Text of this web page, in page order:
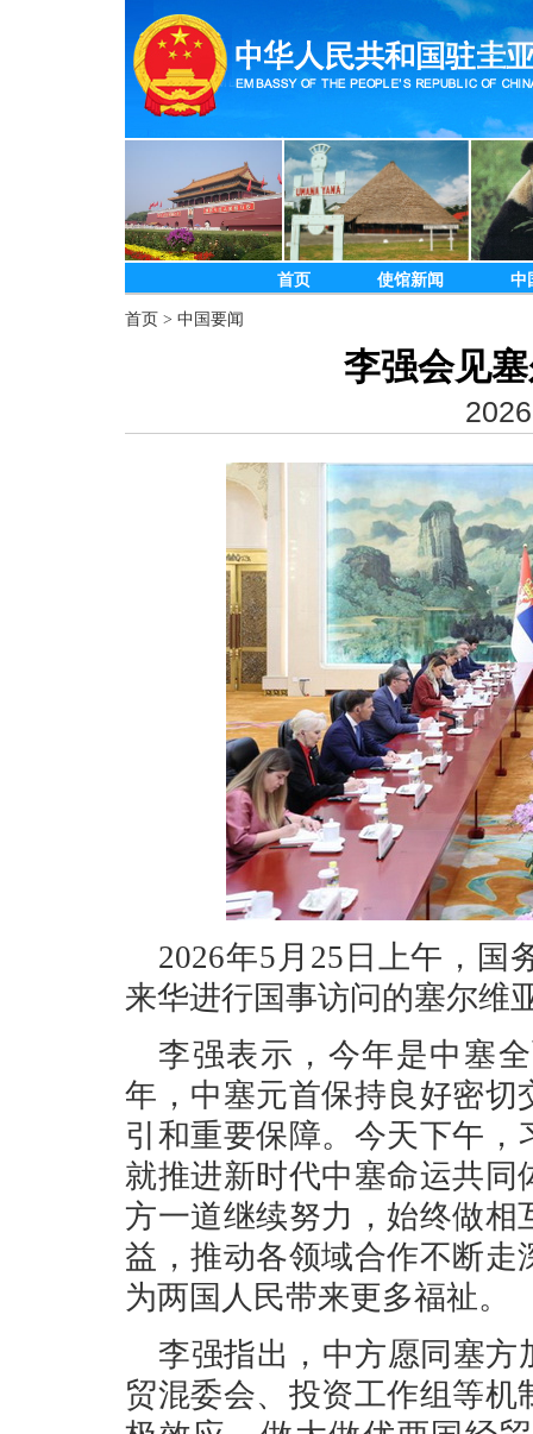
首页 使馆新闻 中
首页 > 中国要闻
李强会见
2026年5月25日上午，国
来华进行国事访问的塞尔维
李强表示，今年是中塞
年，中塞元首保持良好密
引和重要保障。今天下午
就推进新时代中塞命运共
方一道继续努力，始终做
益，推动各领域合作不断
为两国人民带来更多福祉。
李强指出，中方愿同塞
贸混委会、投资工作组等